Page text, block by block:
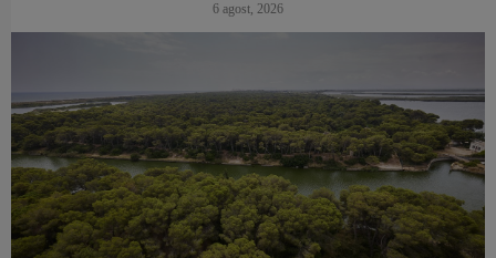
6 agost, 2026